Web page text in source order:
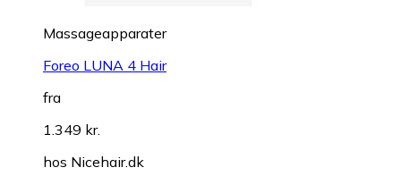
Massageapparater
Foreo LUNA 4 Hair
fra
1.349 kr.
hos Nicehair.dk